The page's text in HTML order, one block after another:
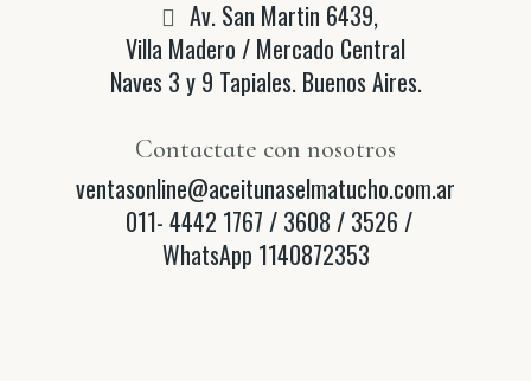
Av. San Martin 6439,
Villa Madero / Mercado Central
Naves 3 y 9 Tapiales. Buenos Aires.
Contactate con nosotros
ventasonline@aceitunaselmatucho.com.ar
011- 4442 1767 / 3608 / 3526 /
WhatsApp 1140872353